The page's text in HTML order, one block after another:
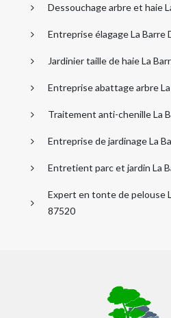
Dessouchage arbre et haie
Entreprise élagage La Barre
Jardinier taille de haie La
Entreprise abattage arbre
Traitement anti-chenille La
Entreprise de jardinage La
Entretient parc et jardin La
Expert en tonte de pelouse
87520